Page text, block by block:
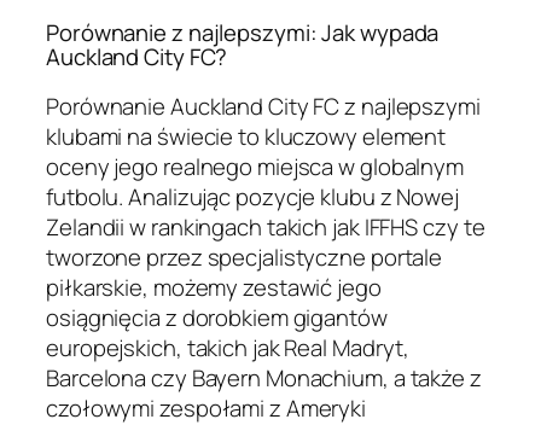
Porównanie z najlepszymi: Jak wypada
Auckland City FC?
Porównanie Auckland City FC z najlepszymi
klubami na świecie to kluczowy element
oceny jego realnego miejsca w globalnym
futbolu. Analizując pozycje klubu z Nowej
Zelandii w rankingach takich jak IFFHS czy te
tworzone przez specjalistyczne portale
piłkarskie, możemy zestawić jego
osiągnięcia z dorobkiem gigantów
europejskich, takich jak Real Madryt,
Barcelona czy Bayern Monachium, a także z
czołowymi zespołami z Ameryki